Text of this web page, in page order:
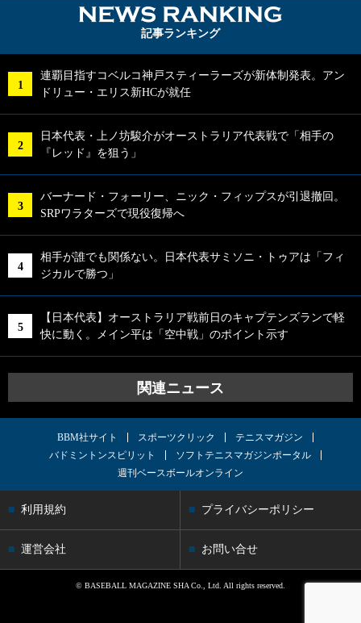
記事ランキング
連覇目指すコベルコ神戸スティーラーズが新体制発表。アン
ドリュー・エリス新HCが就任
日本代表・上ノ坊駿介がオーストラリア代表戦で「相手の
『レッド』を狙う」
バーナード・フォーリー、ニック・フィップスが引退撤回。
SRPワラターズで現役復帰へ
相手が誰でも関係ない。日本代表サミソニ・トゥアは「フィ
ジカルで勝つ」
【日本代表】オーストラリア戦前日のキャプテンズランで軽
快に動く。メイン平は「空中戦」のポイント示す
関連ニュース
BBM社サイト スポーツクリック
テニスマガジン
バドミントンスピリット
ソフトテニスマガジンポータル
週刊ベースボールオンライン
利用規約 プライバシーポリシー
運営会社 お問い合せ
© BASEBALL MAGAZINE SHA Co., Ltd. All rights reserved.